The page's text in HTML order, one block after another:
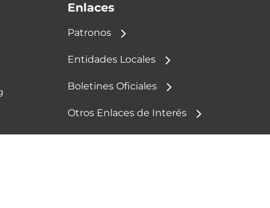
Enlaces
Patronos
Entidades Locales
Boletines Oficiales
Otros Enlaces de Interés